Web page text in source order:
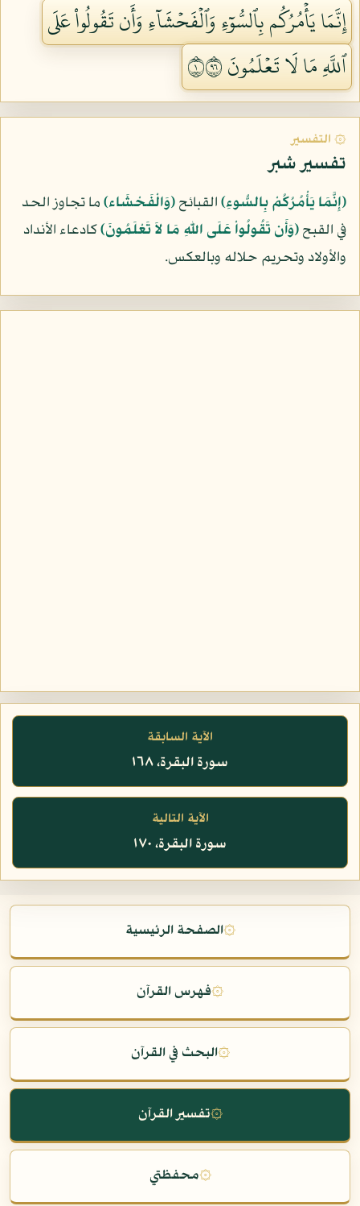
إِنَّمَا يَأۡمُرُكُم بِٱلسُّوٓءِ وَٱلۡفَحۡشَآءِ وَأَن تَقُولُواْ عَلَى
ٱللَّهِ مَا لَا تَعۡلَمُونَ ١٦٩
۞ التفسير
تفسير شبر
﴿إِنَّمَا يَأْمُرُكُمْ بِالسُّوءِ﴾القبائح﴿وَالْفَحْشَاء﴾ما تجاوز الحد
في القبح﴿وَأَن تَقُولُواْ عَلَى اللّهِ مَا لاَ تَعْلَمُونَ﴾كادعاء الأنداد
والأولاد وتحريم حلاله وبالعكس.
الآية السابقة
سورة البقرة، ١٦٨
الآية التالية
سورة البقرة، ١٧٠
۞الصفحة الرئيسية
۞فهرس القرآن
۞البحث في القرآن
۞تفسير القرآن
۞محفظتي